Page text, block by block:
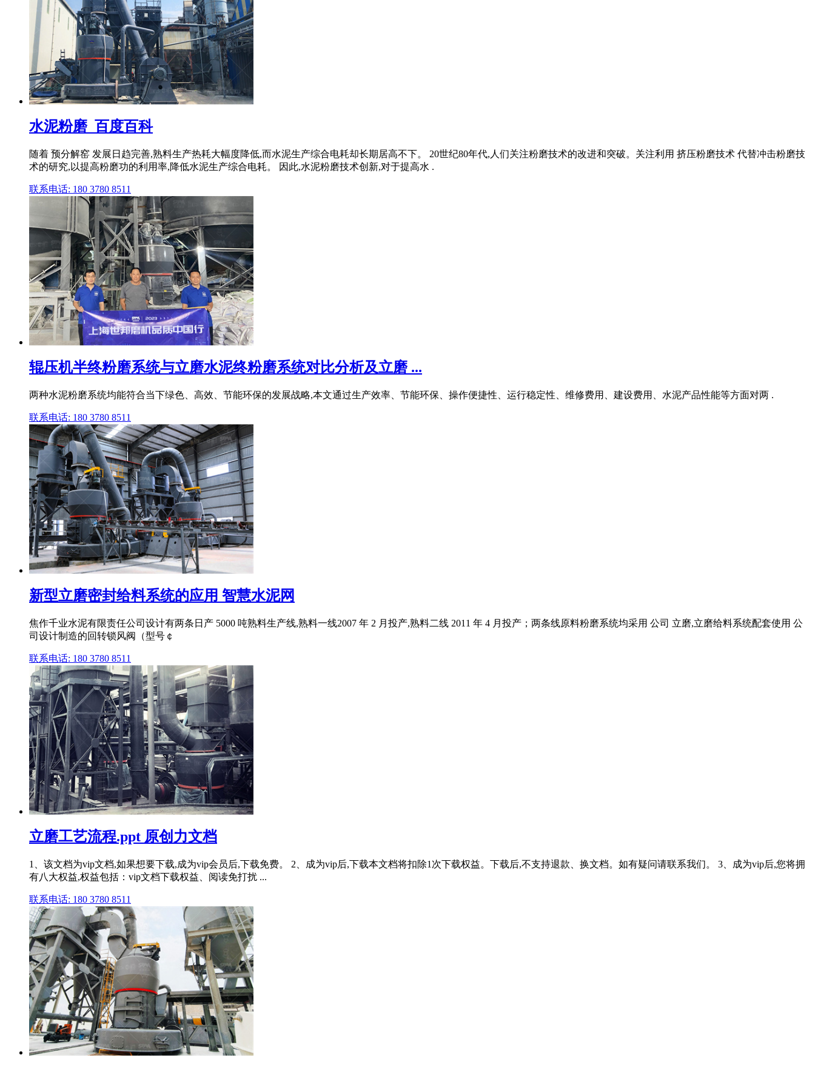
水泥粉磨_百度百科
随着 预分解窑 发展日趋完善,熟料生产热耗大幅度降低,而水泥生产综合电耗却长期居高不下。 20世纪80年代,人们关注粉磨技术的改进和突破。关注利用 挤压粉磨技术 代替冲击粉磨技
术的研究,以提高粉磨功的利用率,降低水泥生产综合电耗。 因此,水泥粉磨技术创新,对于提高水 .
联系电话: 180 3780 8511
辊压机半终粉磨系统与立磨水泥终粉磨系统对比分析及立磨 ...
两种水泥粉磨系统均能符合当下绿色、高效、节能环保的发展战略,本文通过生产效率、节能环保、操作便捷性、运行稳定性、维修费用、建设费用、水泥产品性能等方面对两 .
联系电话: 180 3780 8511
新型立磨密封给料系统的应用 智慧水泥网
焦作千业水泥有限责任公司设计有两条日产 5000 吨熟料生产线,熟料一线2007 年 2 月投产,熟料二线 2011 年 4 月投产；两条线原料粉磨系统均采用 公司 立磨,立磨给料系统配套使用 公
司设计制造的回转锁风阀（型号￠
联系电话: 180 3780 8511
立磨工艺流程.ppt 原创力文档
1、该文档为vip文档,如果想要下载,成为vip会员后,下载免费。 2、成为vip后,下载本文档将扣除1次下载权益。下载后,不支持退款、换文档。如有疑问请联系我们。 3、成为vip后,您将拥
有八大权益,权益包括：vip文档下载权益、阅读免打扰 ...
联系电话: 180 3780 8511